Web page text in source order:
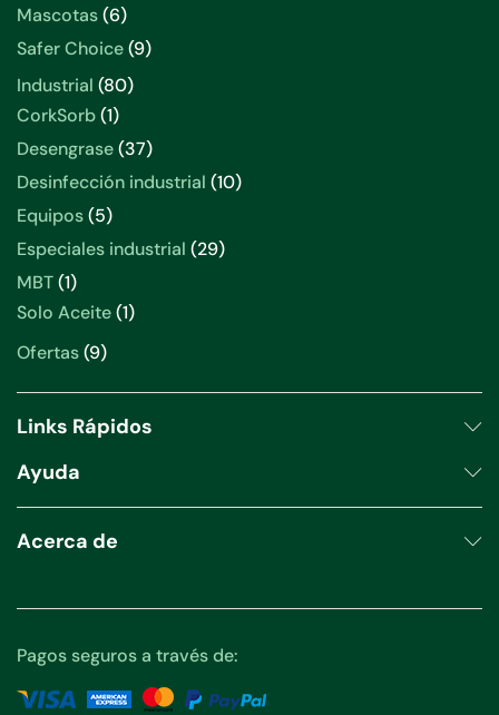
Mascotas 66
productos
Safer Choice 99
Industrial 8080
CorkSorb 11
producto
Desengrase 3737
productos
Desinfección industrial 1010
Equipos 55
productos
Especiales industrial 2929
MBT 11
producto
Solo Aceite 11
Ofertas 99
Links Rápidos
Ayuda
Acerca de
Pagos seguros a través de: